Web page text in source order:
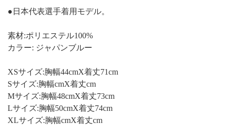
●日本代表選手着用モデル。
素材:ポリエステル100%
カラー: ジャパンブルー
XSサイズ:胸幅44cmX着丈71cm
Sサイズ:胸幅cmX着丈cm
Mサイズ:胸幅48cmX着丈73cm
Lサイズ:胸幅50cmX着丈74cm
XLサイズ:胸幅cmX着丈cm